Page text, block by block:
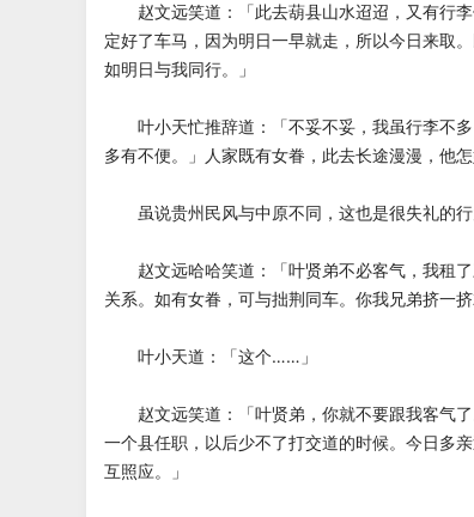
赵文远笑道：「此去葫县山水迢迢，又有行李
定好了车马，因为明日一早就走，所以今日来取
如明日与我同行。」
叶小天忙推辞道：「不妥不妥，我虽行李不多
多有不便。」人家既有女眷，此去长途漫漫，他
虽说贵州民风与中原不同，这也是很失礼的行
赵文远哈哈笑道：「叶贤弟不必客气，我租了
关系。如有女眷，可与拙荆同车。你我兄弟挤一
叶小天道：「这个……」
赵文远笑道：「叶贤弟，你就不要跟我客气了
一个县任职，以后少不了打交道的时候。今日多
互照应。」